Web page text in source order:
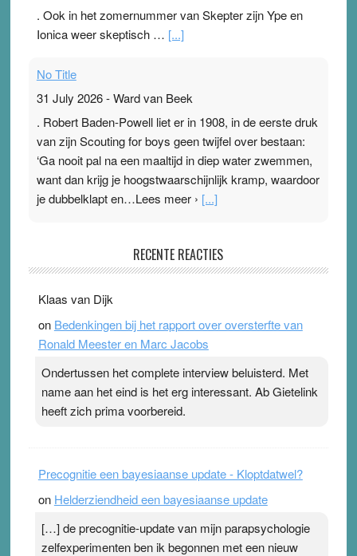
. Ook in het zomernummer van Skepter zijn Ype en
Ionica weer skeptisch … [...]
No Title
31 July 2026-Ward van Beek
. Robert Baden-Powell liet er in 1908, in de eerste druk
van zijn Scouting for boys geen twijfel over bestaan:
‘Ga nooit pal na een maaltijd in diep water zwemmen,
want dan krijg je hoogstwaarschijnlijk kramp, waardoor
je dubbelklapt en…Lees meer › [...]
Ward van Beek
topsporters. Ze hopen ermee hun hartslag te verlagen
terwijl ze meer zuurstof opnemen. Daarop heeft zo’n
pleister geen effect. Maar het gevoel ‘makkelijker te
Pleisterplakkers in de topspsort ›[...]
RECENTE REACTIES
Klaas van Dijk
on Bedenkingen bij het rapport over oversterfte van
Ronald Meester en Marc Jacobs
Ondertussen het complete interview beluisterd. Met
name aan het eind is het erg interessant. Ab Gietelink
heeft zich prima voorbereid.
Precognitie een bayesiaanse update - Kloptdatwel?
on Helderziendheid een bayesiaanse update
[…] de precognitie-update van mijn parapsychologie
zelfexperimenten ben ik begonnen met een nieuw